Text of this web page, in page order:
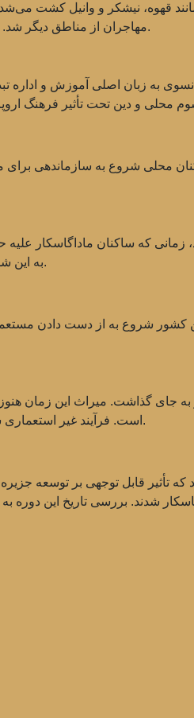
قهوه، نیشکر و وانیل کشت می‌شد.
مهاجران از مناطق دیگر شد. ساکنان محلی معمولاً تحت کار اجباری و بهره‌برداری شدید قرار می‌گرفتند.
به زبان اصلی آموزش و
از مهم‌ترین رویدادهای این دوره، شورش سال 1947
به این شد که مقامات استعماری شروع به بازنگری سیاست‌های خود در جزیره کنند.
به جای گذاشت. میراث این زمان
است. فرآیند غیر استعماری شدن و احیای هویت مردم ماداگاسکار همچنان در جامعه معاصر ادامه دارد.
که تأثیر قابل توجهی بر توسعه